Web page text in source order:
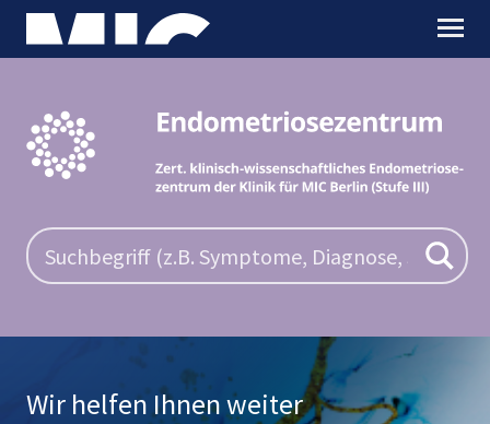
Wir helfen Ihnen weiter